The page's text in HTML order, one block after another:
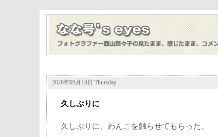
2026年05月14日 Thursday
久しぶりに
久しぶりに、わんこを触らせてもらった。